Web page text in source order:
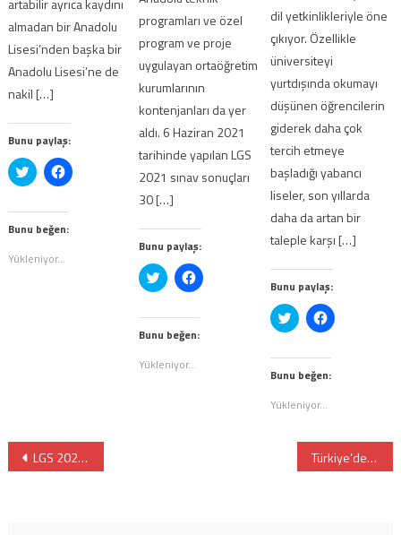
artabilir ayrıca kaydını
almadan bir Anadolu
Lisesi’nden başka bir
Anadolu Lisesi’ne de
nakil […]
Bunu paylaş:
Twitter
üzerinde
tıklayın
(Yeni
pencerede
Facebook'ta
paylaşmak
(Yeni
pencerede
Bunu beğen:
Yükleniyor...
programları ve özel
program ve proje
uygulayan ortaöğretim
kurumlarının
kontenjanları da yer
aldı. 6 Haziran 2021
tarihinde yapılan LGS
2021 sınav sonuçları
30 […]
Bunu paylaş:
Twitter
üzerinde
tıklayın
(Yeni
pencerede
Facebook'ta
paylaşmak
(Yeni
pencerede
Bunu beğen:
Yükleniyor...
dil yetkinlikleriyle öne
çıkıyor. Özellikle
üniversiteyi
yurtdışında okumayı
düşünen öğrencilerin
giderek daha çok
tercih etmeye
başladığı yabancı
liseler, son yıllarda
daha da artan bir
taleple karşı […]
Bunu paylaş:
Twitter
üzerinde
tıklayın
(Yeni
pencerede
Facebook'ta
paylaşmak
(Yeni
pencerede
Bunu beğen:
Yükleniyor...
Yazı
LGS 2023 Özel Türk Liselerin Taban Puan ve Kontenjanları Türkiye’deki Fransız AEFE Okullar Ağı’na Dahil Okullar